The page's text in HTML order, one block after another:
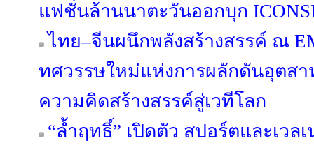
แฟชั่นล้านนาตะวันออกบุก
ไทย–จีนผนึกพลังสร้างสรรค์ ณ
ทศวรรษใหม่แห่งการผลักดันอุตส
ความคิดสร้างสรรค์สู่เวทีโลก
“ล้ำฤทธิ์” เปิดตัว สปอร์ตและเวล